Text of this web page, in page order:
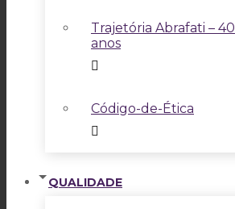
Trajetória Abrafati – 40
anos
Código-de-Ética
QUALIDADE